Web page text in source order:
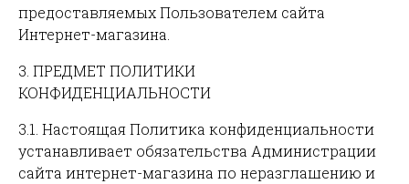
предоставляемых Пользователем сайта
Интернет-магазина.
3. ПРЕДМЕТ ПОЛИТИКИ
КОНФИДЕНЦИАЛЬНОСТИ
3.1. Настоящая Политика конфиденциальности
устанавливает обязательства Администрации
сайта интернет-магазина по неразглашению и